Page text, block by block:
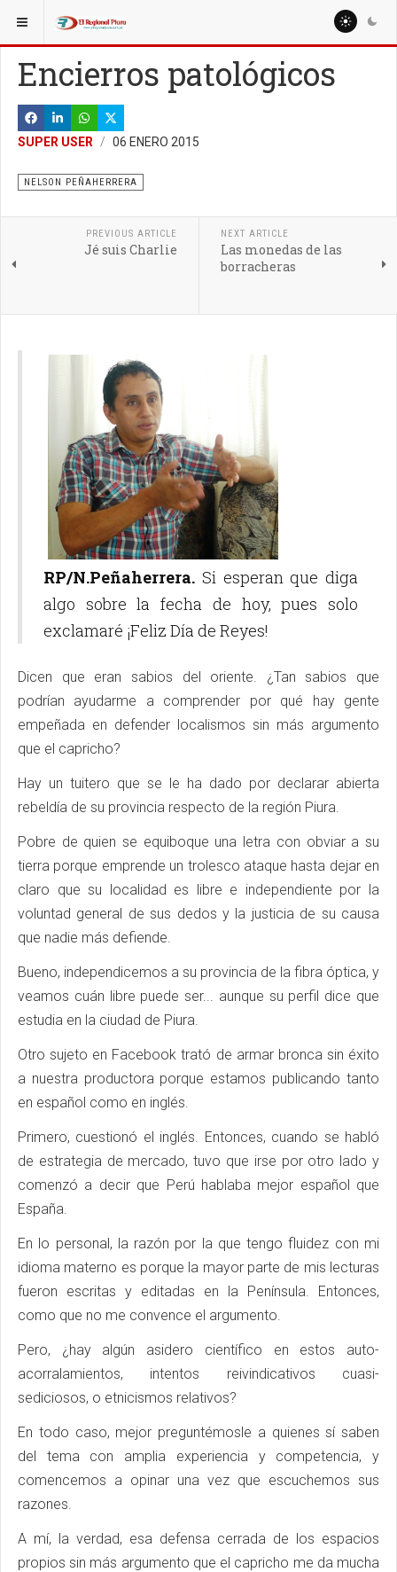
ESTÁ AQUÍ: COLUMNISTAS MIGUEL ARTURO SEMINARIO OJEDA
Encierros patológicos
SUPER USER 06 ENERO 2015
NELSON PEÑAHERRERA
PREVIOUS ARTICLE
Jé suis Charlie
NEXT ARTICLE
Las monedas de las
borracheras
RP/N.Peñaherrera. Si esperan que diga
algo sobre la fecha de hoy, pues solo
exclamaré ¡Feliz Día de Reyes!
Dicen que eran sabios del oriente. ¿Tan sabios que
podrían ayudarme a comprender por qué hay gente
empeñada en defender localismos sin más argumento
que el capricho?
Hay un tuitero que se le ha dado por declarar abierta
rebeldía de su provincia respecto de la región Piura.
Pobre de quien se equiboque una letra con obviar a su
tierra porque emprende un trolesco ataque hasta dejar en
claro que su localidad es libre e independiente por la
voluntad general de sus dedos y la justicia de su causa
que nadie más defiende.
Bueno, independicemos a su provincia de la fibra óptica, y
veamos cuán libre puede ser... aunque su perfil dice que
estudia en la ciudad de Piura.
Otro sujeto en Facebook trató de armar bronca sin éxito
a nuestra productora porque estamos publicando tanto
en español como en inglés.
Primero, cuestionó el inglés. Entonces, cuando se habló
de estrategia de mercado, tuvo que irse por otro lado y
comenzó a decir que Perú hablaba mejor español que
España.
En lo personal, la razón por la que tengo fluidez con mi
idioma materno es porque la mayor parte de mis lecturas
fueron escritas y editadas en la Península. Entonces,
como que no me convence el argumento.
Pero, ¿hay algún asidero científico en estos auto-
acorralamientos, intentos reivindicativos cuasi-
sediciosos, o etnicismos relativos?
En todo caso, mejor preguntémosle a quienes sí saben
del tema con amplia experiencia y competencia, y
comencemos a opinar una vez que escuchemos sus
razones.
A mí, la verdad, esa defensa cerrada de los espacios
propios sin más argumento que el capricho me da mucha